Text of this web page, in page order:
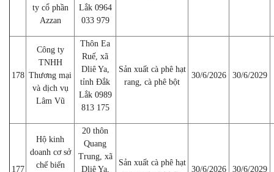
ty cổ phần
Azzan
Lắk 0964
033 979
178
Công ty
TNHH
Thương mại
và dịch vụ
Lâm Vũ
Thôn Ea
Ruế, xã
Dliê Ya,
tỉnh Đắk
Lắk 0989
813 175
Sản xuất cà phê hạt
rang, cà phê bột
30/6/2026 30/6/2029
177
Hộ kinh
doanh cơ sở
chế biến
20 thôn
Quang
Trung, xã
Dliê Ya,
Sản xuất cà phê hạt
30/6/2026 30/6/2029